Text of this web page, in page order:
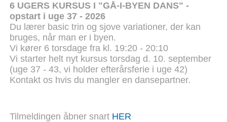
6 UGERS KURSUS I "GÅ-I-BYEN DANS" -
opstart i uge 37 - 2026
Du lærer basic trin og sjove variationer, der kan
bruges, når man er i byen.
Vi kører 6 torsdage fra kl. 19:20 - 20:10
Vi starter helt nyt kursus torsdag d. 10. september
(uge 37 - 43, vi holder efterårsferie i uge 42)
Kontakt os hvis du mangler en dansepartner.
Tilmeldingen åbner snart HER